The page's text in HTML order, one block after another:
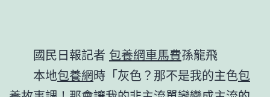
國民日報記者 包養網車馬費孫龍飛
本地包養網時「灰色？那不是我的主色包